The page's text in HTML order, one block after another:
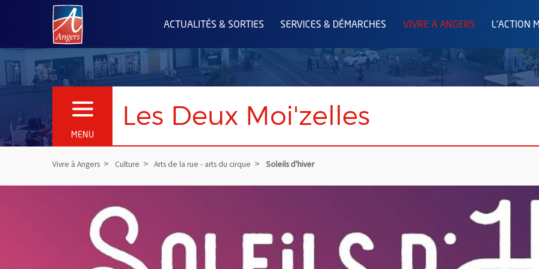
Angers.fr : Retour à l'accueil
ACTUALITÉS & SORTIES SERVICES & DÉMARCHES VIVRE À ANGERS L'ACTION
MENU
OUVRIR LE MENU Les Deux Moi'zelles
Vivre à Angers Culture Arts de la rue - arts du cirque Soleils d'hiver